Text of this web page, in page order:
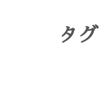
タ